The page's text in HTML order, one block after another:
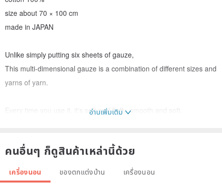
size about 70 × 100 cm
made in JAPAN
Unlike simply putting six sheets of gauze,
This multi-dimensional gauze is a combination of different sizes and
yarns of yarn.
Every time you use it, it's soft and fluffy, smooth and soft.
Please use for adults, various occasions such as kneeling, cooling
measures.
It is a piece that can be used for a long time (
อ่านเพิ่มเติม
คนอื่นๆ ก็ดูสินค้าเหล่านี้ด้วย
เครื่องนอน ของตกแต่งบ้าน เครื่องนอน